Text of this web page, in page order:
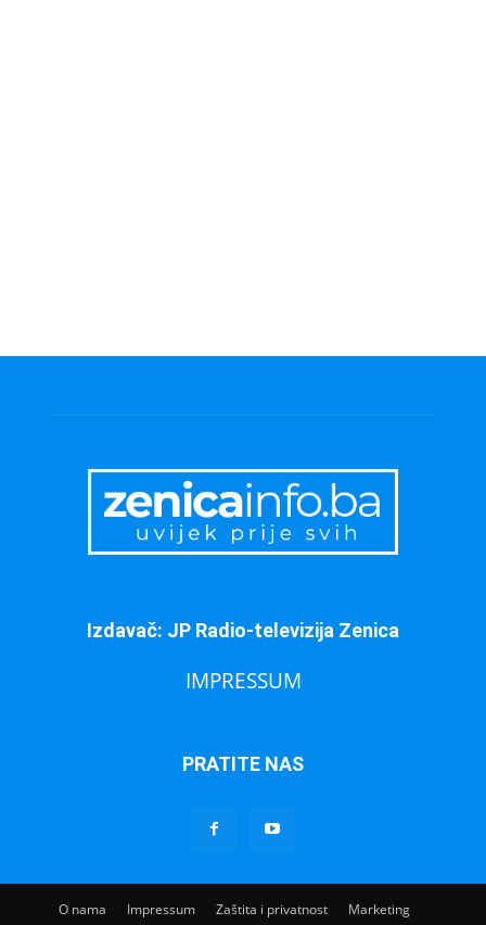
Izdavač: JP Radio-televizija Zenica
IMPRESSUM
PRATITE NAS
O nama Impressum Zaštita i privatnost
Marketing